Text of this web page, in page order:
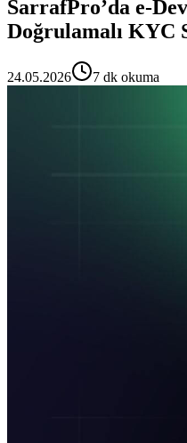
SarrafPro’da e-
Doğrulamalı KYC
24.05.2026 7 dk okuma